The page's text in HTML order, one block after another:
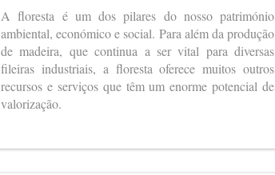
A floresta é um dos pilares do nosso património
ambiental, económico e social. Para além da produção
de madeira, que continua a ser vital para diversas
fileiras industriais, a floresta oferece muitos outros
recursos e serviços que têm um enorme potencial de
valorização.